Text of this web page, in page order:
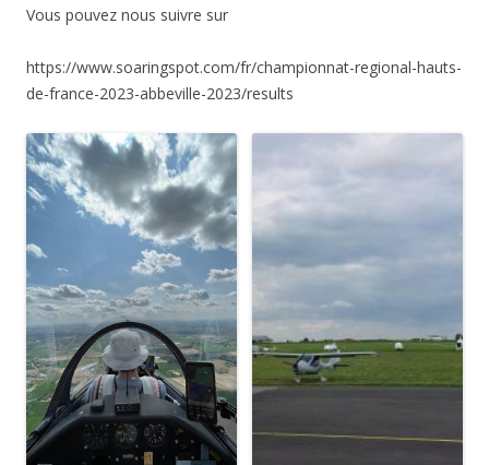
Vous pouvez nous suivre sur
https://www.soaringspot.com/fr/championnat-regional-hauts-
de-france-2023-abbeville-2023/results